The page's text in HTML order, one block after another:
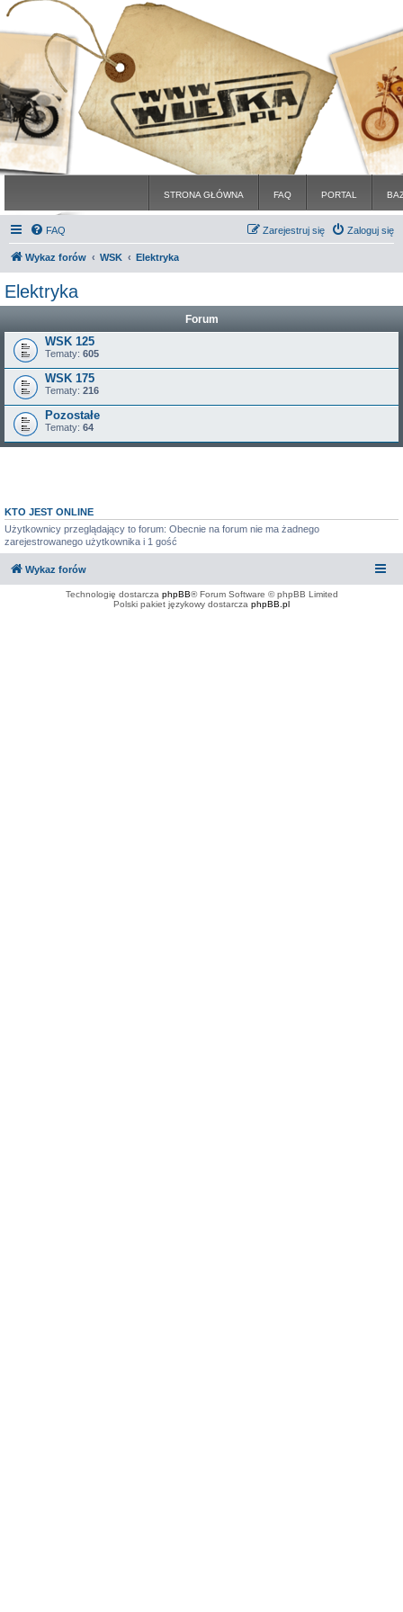
STRONA GŁÓWNA FAQ PORTAL
FAQ Zaloguj się
Zarejestruj się
Wykaz forów WSK Elektryka
Elektryka
Forum
WSK 125
Tematy: 605
WSK 175
Tematy: 216
Pozostałe
Tematy: 64
KTO JEST ONLINE
Użytkownicy przeglądający to forum: Obecnie na forum nie ma żadnego
zarejestrowanego użytkownika i 1 gość
Wykaz forów
Technologię dostarcza phpBB® Forum Software © phpBB Limited
Polski pakiet językowy dostarcza phpBB.pl